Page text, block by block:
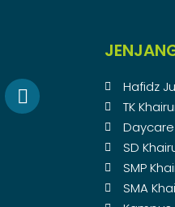
Hafidz
TK
Daycare
SD
SMP
SMA